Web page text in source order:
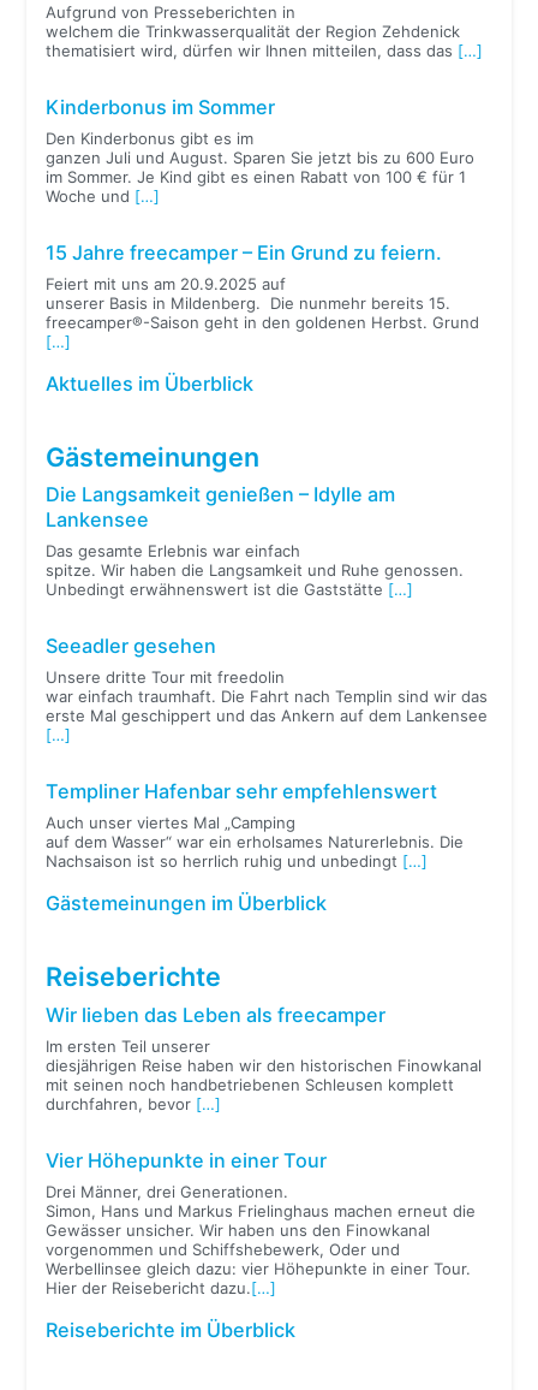
Aufgrund von Presseberichten in
welchem die Trinkwasserqualität der Region Zehdenick
thematisiert wird, dürfen wir Ihnen mitteilen, dass das […]
Kinderbonus im Sommer
Den Kinderbonus gibt es im
ganzen Juli und August. Sparen Sie jetzt bis zu 600 Euro
im Sommer. Je Kind gibt es einen Rabatt von 100 € für 1
Woche und […]
15 Jahre freecamper – Ein Grund zu feiern.
Feiert mit uns am 20.9.2025 auf
unserer Basis in Mildenberg. Die nunmehr bereits 15.
freecamper®-Saison geht in den goldenen Herbst. Grund
[…]
Aktuelles im Überblick
Gästemeinungen
Die Langsamkeit genießen – Idylle am
Lankensee
Das gesamte Erlebnis war einfach
spitze. Wir haben die Langsamkeit und Ruhe genossen.
Unbedingt erwähnenswert ist die Gaststätte […]
Seeadler gesehen
Unsere dritte Tour mit freedolin
war einfach traumhaft. Die Fahrt nach Templin sind wir das
erste Mal geschippert und das Ankern auf dem Lankensee
[…]
Templiner Hafenbar sehr empfehlenswert
Auch unser viertes Mal „Camping
auf dem Wasser“ war ein erholsames Naturerlebnis. Die
Nachsaison ist so herrlich ruhig und unbedingt […]
Gästemeinungen im Überblick
Reiseberichte
Wir lieben das Leben als freecamper
Im ersten Teil unserer
diesjährigen Reise haben wir den historischen Finowkanal
mit seinen noch handbetriebenen Schleusen komplett
durchfahren, bevor […]
Vier Höhepunkte in einer Tour
Drei Männer, drei Generationen.
Simon, Hans und Markus Frielinghaus machen erneut die
Gewässer unsicher. Wir haben uns den Finowkanal
vorgenommen und Schiffshebewerk, Oder und
Werbellinsee gleich dazu: vier Höhepunkte in einer Tour.
Hier der Reisebericht dazu.[…]
Reiseberichte im Überblick